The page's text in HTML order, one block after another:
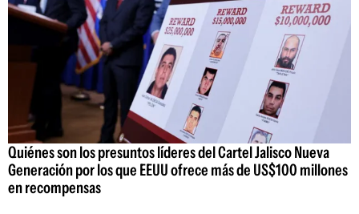
Quiénes son los presuntos líderes del Cartel Jalisco Nueva
Generación por los que EEUU ofrece más de US$100 millones
en recompensas